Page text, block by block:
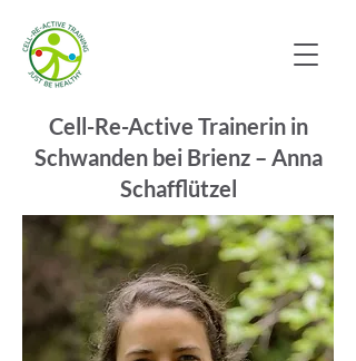
Cell-Re-Active Trainerin in
Schwanden bei Brienz – Anna
Schafflützel